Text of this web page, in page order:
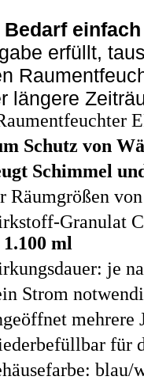
Bedarf
erfüllt,
längere
Schutz von
Schimmel
Räumgrößen
Granulat
1.100 ml
je
Strom
mehrere
für
blau/